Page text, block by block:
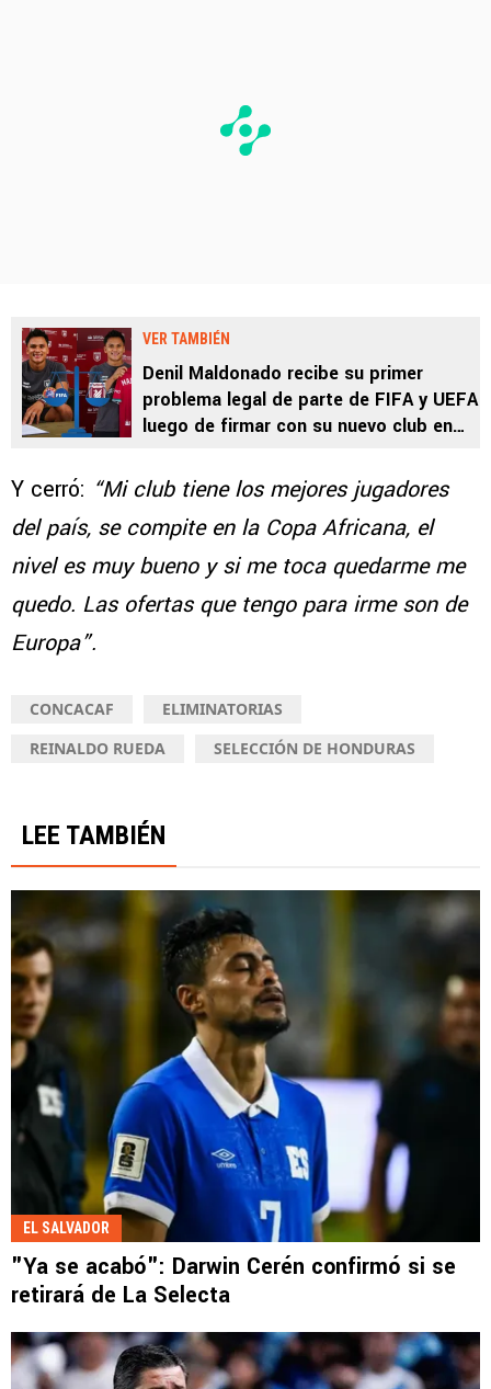
VER TAMBIÉN
Denil Maldonado recibe su primer
problema legal de parte de FIFA y UEFA
luego de firmar con su nuevo club en
Y cerró: “Mi club tiene los mejores jugadores
del país, se compite en la Copa Africana, el
nivel es muy bueno y si me toca quedarme me
quedo. Las ofertas que tengo para irme son de
Europa”.
CONCACAF
ELIMINATORIAS
REINALDO RUEDA
SELECCIÓN DE HONDURAS
LEE TAMBIÉN
EL SALVADOR
"Ya se acabó": Darwin Cerén confirmó si se
retirará de La Selecta